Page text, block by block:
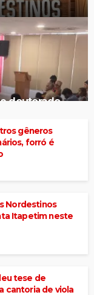
doutorado
gêneros
forró é
Nordestinos
Itapetim neste
tese de
cantoria de viola